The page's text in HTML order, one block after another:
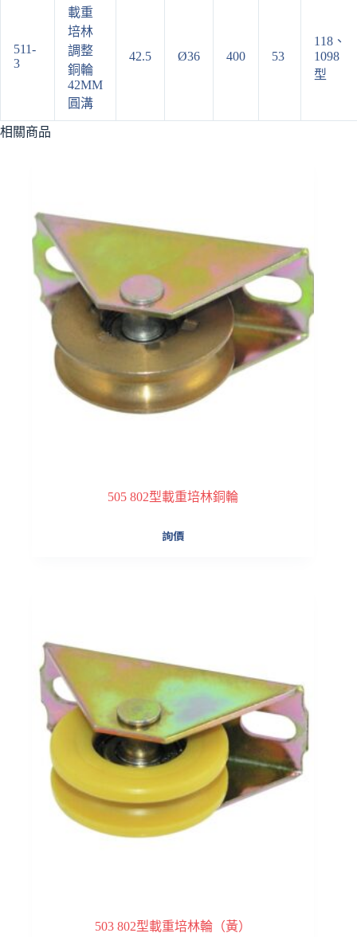
511-
3
載重
培林
調整
銅輪
42MM
圓溝
42.5 Ø36 400 53
118、
1098
型
相關商品
505 802型載重培林銅輪
詢價
503 802型載重培林輪（黃）